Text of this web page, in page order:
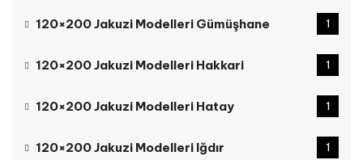
120×200 Jakuzi Modelleri Gümüşhane 1
120×200 Jakuzi Modelleri Hakkari 1
120×200 Jakuzi Modelleri Hatay 1
120×200 Jakuzi Modelleri Iğdır 1